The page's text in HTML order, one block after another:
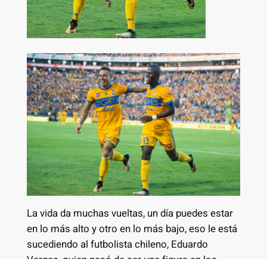
La vida da muchas vueltas, un día puedes estar
en lo más alto y otro en lo más bajo, eso le está
sucediendo al futbolista chileno, Eduardo